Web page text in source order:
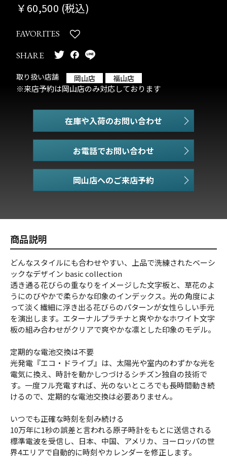
￥60,500 (税込)
FAVORITES
SHARE
取り扱い店舗 岡山店 福山店
※来店予約は岡山店のみ対応しております
在庫や入荷のお問い合わせ
お電話でお問い合わせ
商品説明
どんなスタイルにも合わせやすい、上品で洗練されたベーシ
ックなデザイン basic collection
透き通る花びらの重なりをイメージした文字板と、草花のよ
うにのびやかで柔らかな印象のインデックス。光の角度によ
って淡く繊細に浮き出る花びらのパターンが女性らしい手元
を演出します。エターナルプラチナと爽やかなホワイト文字
板の組み合わせがクリアで爽やかな凛とした印象のモデル。
定期的な電池交換は不要
光発電『エコ・ドライブ』は、太陽光や室内のわずかな光を
電気に換え、時計を動かしつづけるシチズン独自の技術で
す。一度フル充電すれば、光のないところでも長時間動き続
けるので、定期的な電池交換は必要ありません。
いつでも正確な時刻を刻み続ける
10万年に1秒の誤差と言われる原子時計をもとに送信される
標準電波を受信し、日本、中国、アメリカ、ヨーロッパの世
界4エリアで自動的に時刻やカレンダーを修正します。